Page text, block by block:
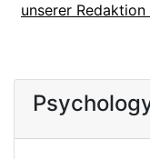
unserer